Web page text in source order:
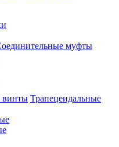
муфты
Трапецеидальные